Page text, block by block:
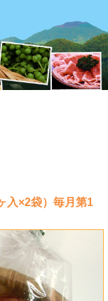
入×2袋）毎月第1